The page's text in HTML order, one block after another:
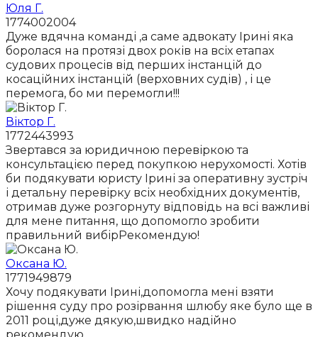
Юля Г.
1774002004
Дуже вдячна команді ,а саме адвокату Ірині яка
боролася на протязі двох років на всіх етапах
судових процесів від перших інстанцій до
косаційних інстанцій (верховних судів) , і це
перемога, бо ми перемогли!!!
Віктор Г.
1772443993
Звертався за юридичною перевіркою та
консультацією перед покупкою нерухомості. Хотів
би подякувати юристу Ірині за оперативну зустріч
і детальну перевірку всіх необхідних документів,
отримав дуже розгорнуту відповідь на всі важливі
для мене питання, що допомогло зробити
правильний вибірРекомендую!
Оксана Ю.
1771949879
Хочу подякувати Ірині,допомогла мені взяти
рішення суду про розірвання шлюбу яке було ще в
2011 році,дуже дякую,швидко надійно
рекомендую